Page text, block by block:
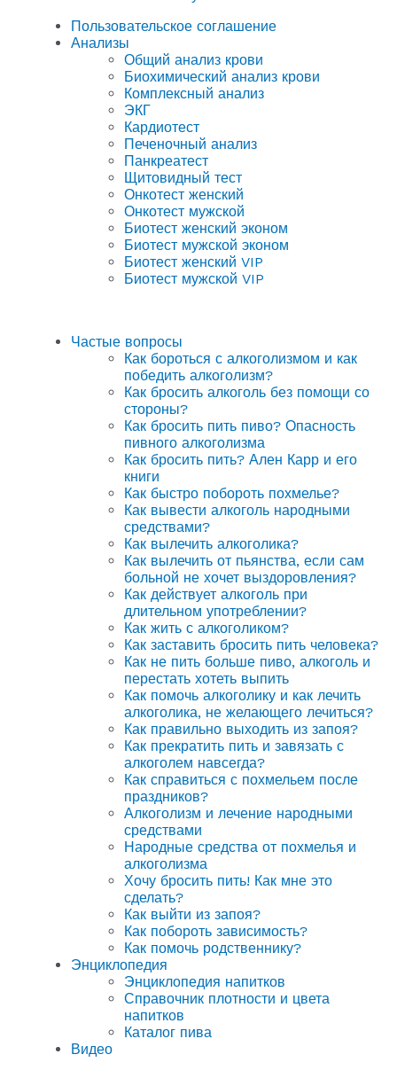
Пользовательское соглашение
Анализы
Общий анализ крови
Биохимический анализ крови
Комплексный анализ
ЭКГ
Кардиотест
Печеночный анализ
Панкреатест
Щитовидный тест
Онкотест женский
Онкотест мужской
Биотест женский эконом
Биотест мужской эконом
Биотест женский VIP
Биотест мужской VIP
Частые вопросы
Как бороться с алкоголизмом и как
победить алкоголизм?
Как бросить алкоголь без помощи со
стороны?
Как бросить пить пиво? Опасность
пивного алкоголизма
Как бросить пить? Ален Карр и его
книги
Как быстро побороть похмелье?
Как вывести алкоголь народными
средствами?
Как вылечить алкоголика?
Как вылечить от пьянства, если сам
больной не хочет выздоровления?
Как действует алкоголь при
длительном употреблении?
Как жить с алкоголиком?
Как заставить бросить пить человека?
Как не пить больше пиво, алкоголь и
перестать хотеть выпить
Как помочь алкоголику и как лечить
алкоголика, не желающего лечиться?
Как правильно выходить из запоя?
Как прекратить пить и завязать с
алкоголем навсегда?
Как справиться с похмельем после
праздников?
Алкоголизм и лечение народными
средствами
Народные средства от похмелья и
алкоголизма
Хочу бросить пить! Как мне это
сделать?
Как выйти из запоя?
Как побороть зависимость?
Как помочь родственнику?
Энциклопедия
Энциклопедия напитков
Справочник плотности и цвета
напитков
Каталог пива
Видео